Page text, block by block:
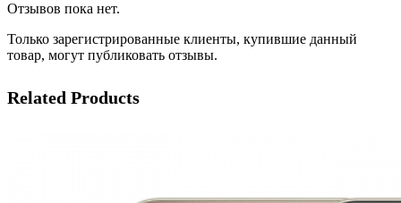
Отзывов пока нет.
Только зарегистрированные клиенты, купившие данный
товар, могут публиковать отзывы.
Related Products